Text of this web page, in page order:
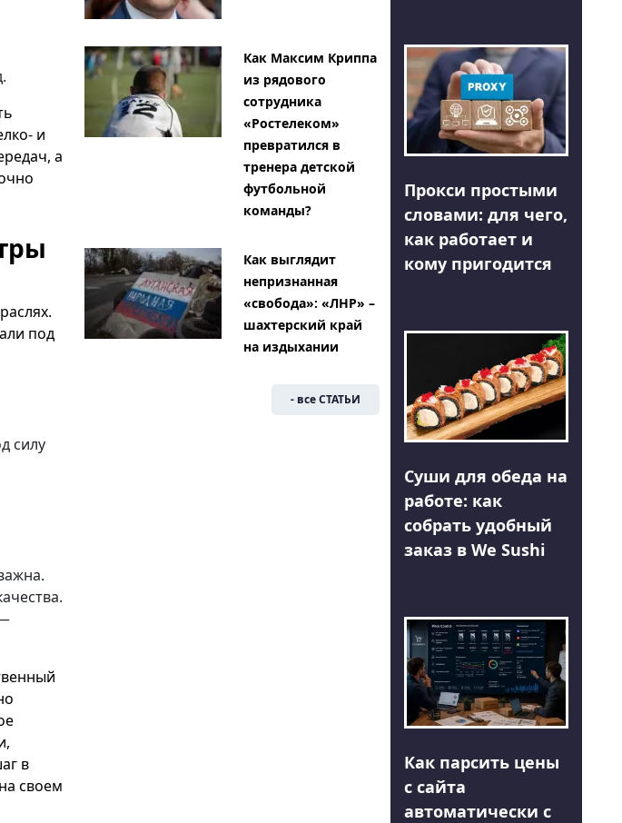
и
а
под
силу
в
своем
Как Максим Криппа
из рядового
сотрудника
«Ростелеком»
превратился в
тренера детской
футбольной
команды?
Как выглядит
непризнанная
«свобода»: «ЛНР» –
шахтерский край
на издыхании
- все СТАТЬИ
Прокси простыми
словами: для чего,
как работает и
кому пригодится
Суши для обеда на
работе: как
собрать удобный
заказ в We Sushi
Как парсить цены
с сайта
автоматически с